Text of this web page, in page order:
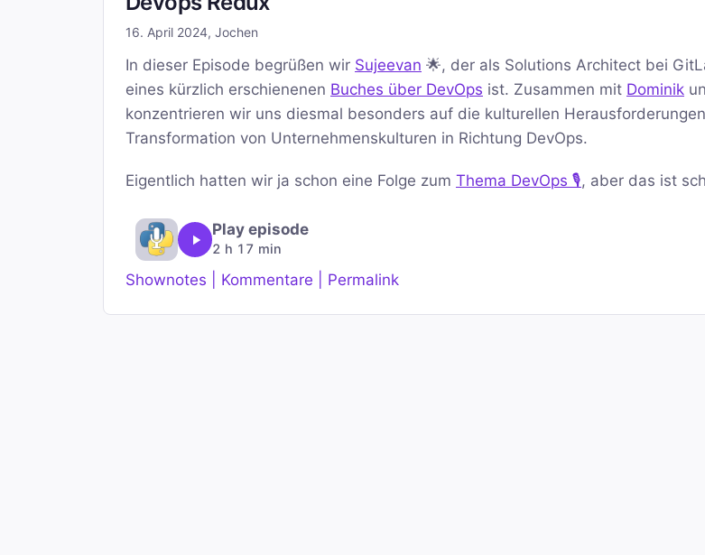
16. April 2024, Jochen
In dieser Episode begrüßen wir Sujeevan 🌟, der als Solutions Architect bei
eines kürzlich erschienenen Buches über DevOps ist. Zusammen mit Dominik
konzentrieren wir uns diesmal besonders auf die kulturellen
Transformation von Unternehmenskulturen in Richtung DevOps.
Eigentlich hatten wir ja schon eine Folge zum Thema DevOps 🎙️, aber das ist
Play episode
2 h 17 min
Shownotes | Kommentare | Permalink